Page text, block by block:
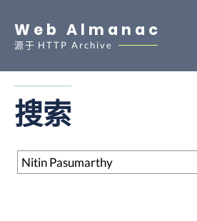
Web Almanac
源于 HTTP Archive
搜索
搜索